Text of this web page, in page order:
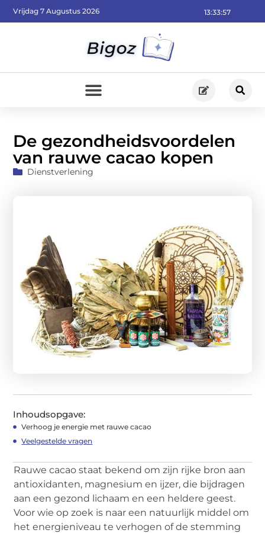
13:33:59
Vrijdag 7 Augustus 2026
De gezondheidsvoordelen
van rauwe cacao kopen
Dienstverlening
Inhoudsopgave:
Verhoog je energie met rauwe cacao
Veelgestelde vragen
Rauwe cacao staat bekend om zijn rijke bron aan
antioxidanten, magnesium en ijzer, die bijdragen
aan een gezond lichaam en een heldere geest.
Voor wie op zoek is naar een natuurlijk middel om
het energieniveau te verhogen of de stemming